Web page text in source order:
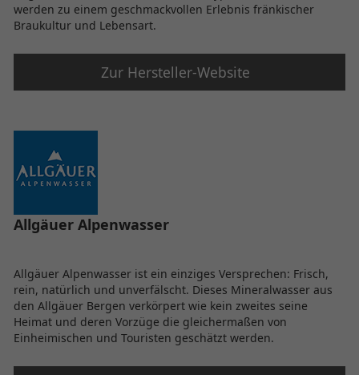
werden zu einem geschmackvollen Erlebnis fränkischer
Braukultur und Lebensart.
Zur Hersteller-Website
Allgäuer Alpenwasser
Allgäuer Alpenwasser ist ein einziges Versprechen: Frisch,
rein, natürlich und unverfälscht. Dieses Mineralwasser aus
den Allgäuer Bergen verkörpert wie kein zweites seine
Heimat und deren Vorzüge die gleichermaßen von
Einheimischen und Touristen geschätzt werden.